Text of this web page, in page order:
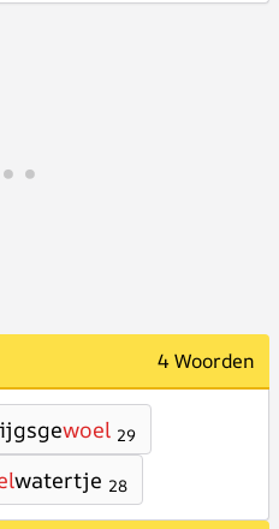
4 Woorden
woel 29
watertje 28